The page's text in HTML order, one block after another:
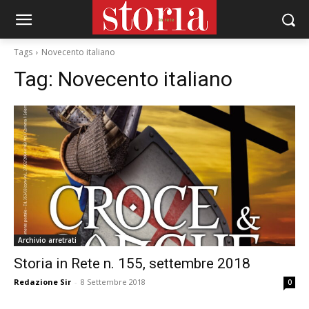
Tags Novecento italiano
Tag: Novecento italiano
Archivio arretrati
Storia in Rete n. 155, settembre 2018
Redazione Sir - 8 Settembre 2018 0